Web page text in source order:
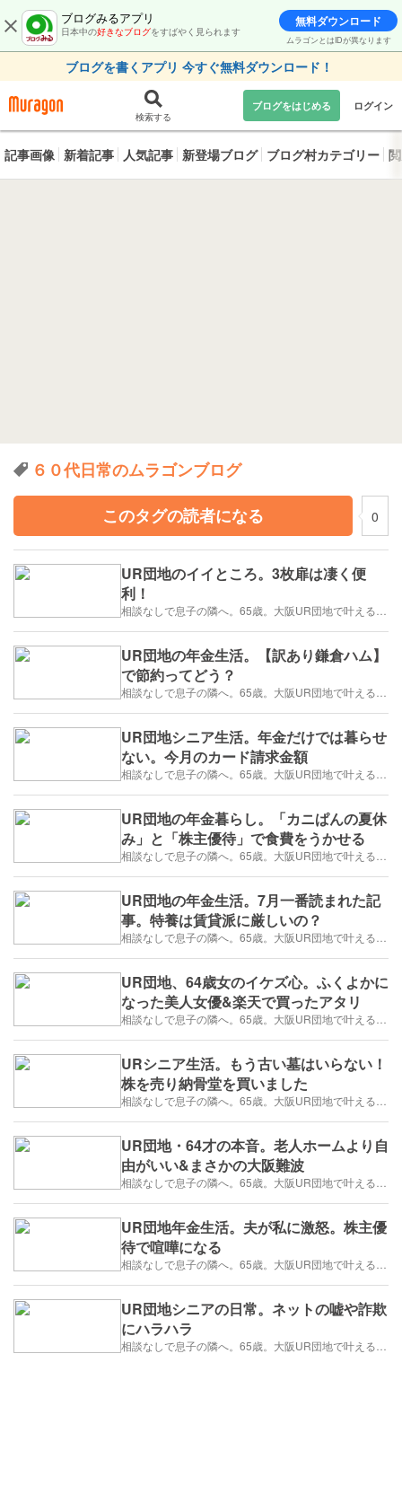
ブログみるアプリ
日本中の好きなブログをすばやく見られます
無料ダウンロード
ムラゴンとはIDが異なります
ブログを書くアプリ 今すぐ無料ダウンロード！
検索する
ブログをはじめる ログイン
記事画像 新着記事 人気記事 新登場ブログ ブログ村カテゴリー
６０代日常のムラゴンブログ
このタグの読者になる
0
UR団地のイイところ。3枚扉は凄く便
利！
UR団地の年金生活。【訳あり鎌倉ハム】
で節約ってどう？
UR団地シニア生活。年金だけでは暮らせ
ない。今月のカード請求金額
UR団地の年金暮らし。「カニぱんの夏休
み」と「株主優待」で食費をうかせる
UR団地の年金生活。7月一番読まれた記
事。特養は賃貸派に厳しいの？
UR団地、64歳女のイケズ心。ふくよかに
なった美人女優&楽天で買ったアタリ
URシニア生活。もう古い墓はいらない！
株を売り納骨堂を買いました
UR団地・64才の本音。老人ホームより自
由がいい&まさかの大阪難波
UR団地年金生活。夫が私に激怒。株主優
待で喧嘩になる
UR団地シニアの日常。ネットの嘘や詐欺
にハラハラ